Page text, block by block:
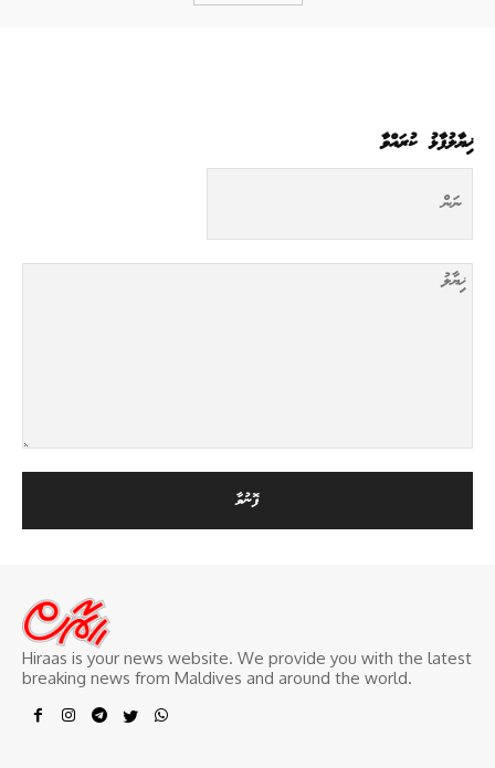
ޚިޔާލުފާޅު ކުރައްވާ
Hiraas is your news website. We provide you with the latest
breaking news from Maldives and around the world.